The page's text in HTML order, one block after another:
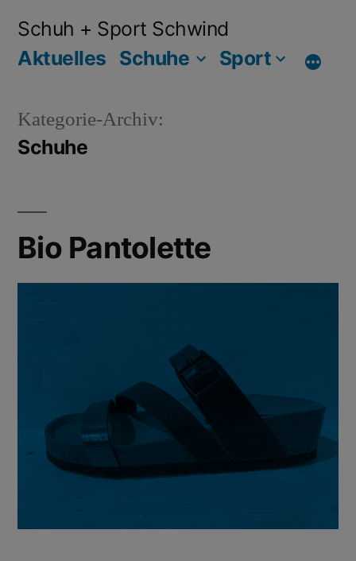
Schuh + Sport Schwind
Aktuelles Schuhe Sport
Kategorie-Archiv:
Schuhe
Bio Pantolette